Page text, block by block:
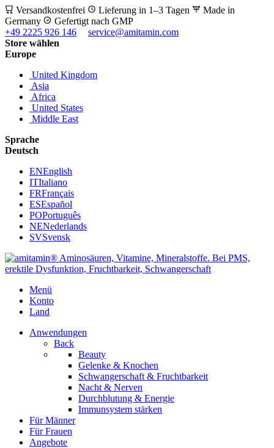
Versandkostenfrei Lieferung in 1–3 Tagen
Made in
Germany
Gefertigt nach GMP
+49 2225 926 146
service@amitamin.com
Store wählen
Europe
United Kingdom
Asia
Africa
United States
Middle East
Sprache
Deutsch
ENEnglish
ITItaliano
FRFrançais
ESEspañol
POPortuguês
NENederlands
SVSvensk
Menü
Konto
Land
Anwendungen
Back
Beauty
Gelenke & Knochen
Schwangerschaft & Fruchtbarkeit
Nacht & Nerven
Durchblutung & Energie
Immunsystem stärken
Für Männer
Für Frauen
Angebote